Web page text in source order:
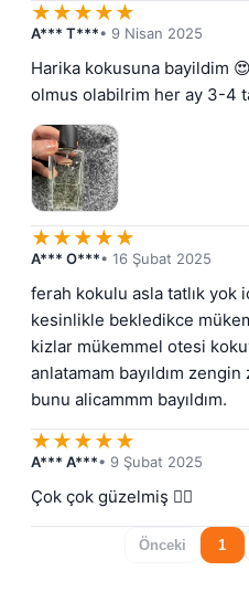
★★★★★
A*** T***• 9 Nisan 2025
Harika kokusuna bayildim
olmus olabilrim her ay 3-4
★★★★★
A*** O***• 16 Şubat 2025
ferah kokulu asla tatlık
kesinlikle bekledikce
kizlar mükemmel otesi
anlatamam bayıldım
bunu alicammm bayıldım.
★★★★★
A*** A***• 9 Şubat 2025
Çok çok güzelmiş 👌🏼
Önceki 1